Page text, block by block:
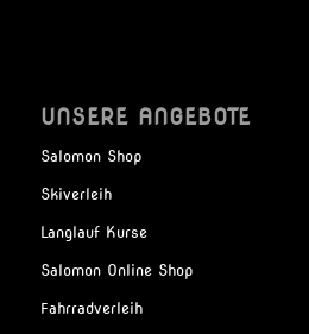
UNSERE ANGEBOTE
Salomon Shop
Skiverleih
Langlauf Kurse
Salomon Online Shop
Fahrradverleih